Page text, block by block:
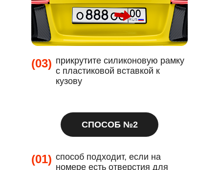
СПОСОБ №2
(03) прикрутите силиконовую рамку
с пластиковой вставкой к
кузову
(01) способ подходит, если на
номере есть отверстия для